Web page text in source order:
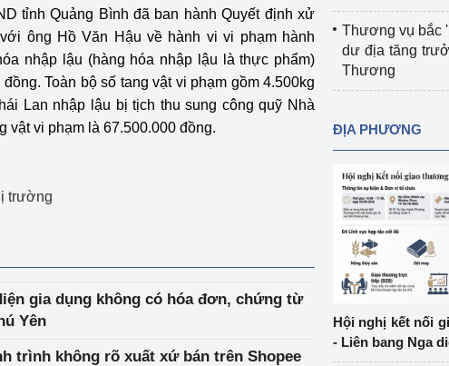
Văn bản về môi trường
Đọc báo giúp bạn
nghiệp - Người dân
tiến thương mại Khu vực miền Bắc
Khu vực miền Trung
trường nước ngoàiHiệp định EVFTA
Công Thương đưa nghị quyết
Chính sách
triển năng lượng
tỉnh Quảng Bình đã ban hành Quyết định xử
ông Hồ Văn Hậu về hành vi vi phạm hành
nhập lậu (hàng hóa nhập lậu là thực phẩm)
Toàn bộ số tang vật vi phạm gồm 4.500kg
Lan nhập lậu bị tịch thu sung công quỹ Nhà
vật vi phạm là 67.500.000 đồng.
trường
gia dụng không có hóa đơn, chứng từ
Yên
trình không rõ xuất xứ bán trên Shopee
Thương vụ bắc
dư địa tăng
Thương
ĐỊA PHƯƠNG
Hội nghị kết nối
- Liên bang Nga